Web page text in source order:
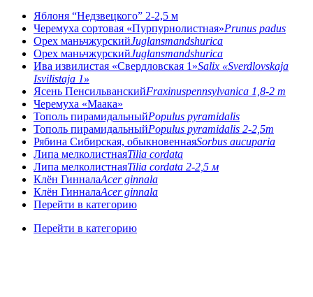
Яблоня “Недзвецкого” 2-2,5 м
Черемуха сортовая «Пурпурнолистная»Prunus padus
Орех маньчжурскийJuglansmandshurica
Орех маньчжурскийJuglansmandshurica
Ива извилистая «Свердловская 1»Salix «Sverdlovskaja
Isvilistaja 1»
Ясень ПенсильванскийFraxinuspennsylvanica 1,8-2 m
Черемуха «Маака»
Тополь пирамидальныйPopulus pyramidalis
Тополь пирамидальныйPopulus pyramidalis 2-2,5m
Рябина Сибирская, обыкновеннаяSorbus aucuparia
Липа мелколистнаяTilia cordata
Липа мелколистнаяTilia cordata 2-2,5 м
Клён ГинналаAcer ginnala
Клён ГинналаAcer ginnala
Перейти в категорию
Перейти в категорию